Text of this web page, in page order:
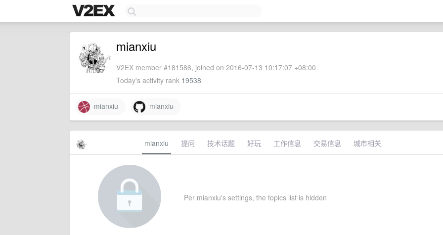
mianxiu
V2EX member #181586, joined on 2016-07-13 10:17:07 +08:00
Today's activity rank 19538
mianxiu mianxiu
mianxiu 提问 技术话题 好玩 工作信息 交易信息 城市相关
Per mianxiu's settings, the topics list is hidden